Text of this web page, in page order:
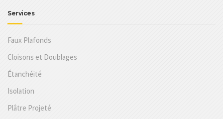
Services
Faux Plafonds
Cloisons et Doublages
Étanchéité
Isolation
Plâtre Projeté